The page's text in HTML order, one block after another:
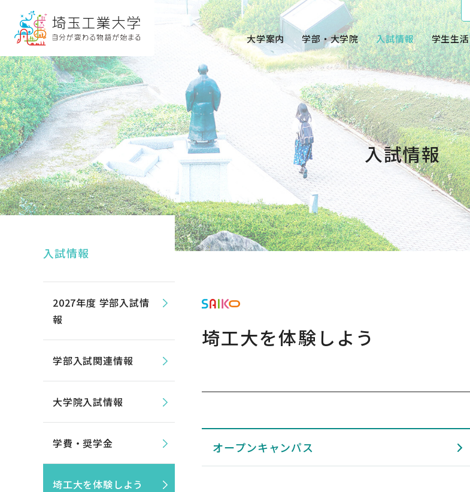
バ
ル
ナ
ビ
ゲ
ー
シ
ョ
ン
へ
ル
ナ
ビ
ゲ
ー
シ
ョ
ン
へ
ー
へ
大学案内 学部・大学院 入試情報 学生生活
入試情報
埼工大を体験しよう
オープンキャンパス
入試情報
2027年度 学部入試情
報
学部入試関連情報
大学院入試情報
学費・奨学金
埼工大を体験しよう